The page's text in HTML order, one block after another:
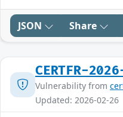
JSON Share
CERTFR-
Vulnerability from
Updated: 2026-02-26